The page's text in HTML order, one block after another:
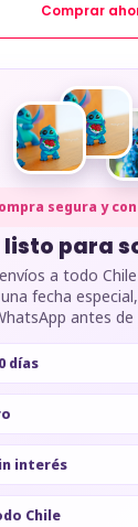
Comprar
segura y
listo para
a todo
fecha
antes de
días
interés
Chile